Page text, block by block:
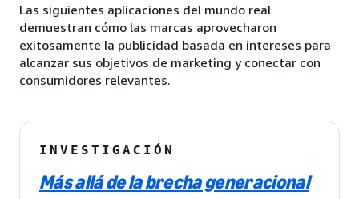
Las siguientes aplicaciones del mundo real
demuestran cómo las marcas aprovecharon
exitosamente la publicidad basada en intereses para
alcanzar sus objetivos de marketing y conectar con
consumidores relevantes.
INVESTIGACIÓN
Más allá de la brecha generacional